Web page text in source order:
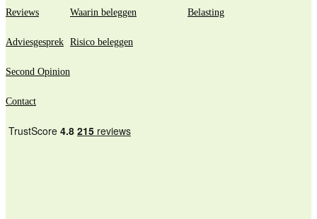
Reviews
Adviesgesprek
Second Opinion
Contact
Waarin beleggen
Risico beleggen
Belasting